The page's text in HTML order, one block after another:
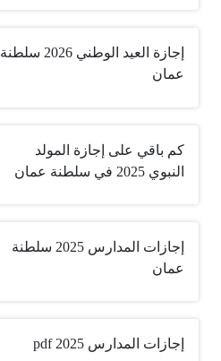
إجازة العيد الوطني 2026 سلطنة
عمان
كم باقي على إجازة المولد
النبوي 2025 في سلطنة عمان
إجازات المدارس 2025 سلطنة
عمان
إجازات المدارس 2025 pdf